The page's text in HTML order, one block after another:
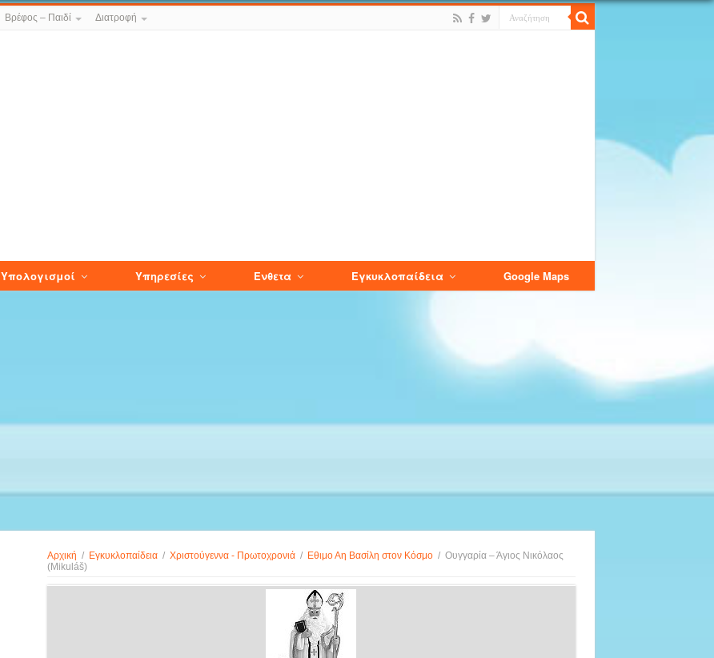
Βρέφος – Παιδί Διατροφή
Υπολογισμοί Υπηρεσίες Ενθετα Εγκυκλοπαίδεια Google Maps
Αρχική / Εγκυκλοπαίδεια / Χριστούγεννα - Πρωτοχρονιά / Εθιμο Αη Βασίλη στον Κόσμο / Ουγγαρία – Άγιος Νικόλαος
(Mikuláš)